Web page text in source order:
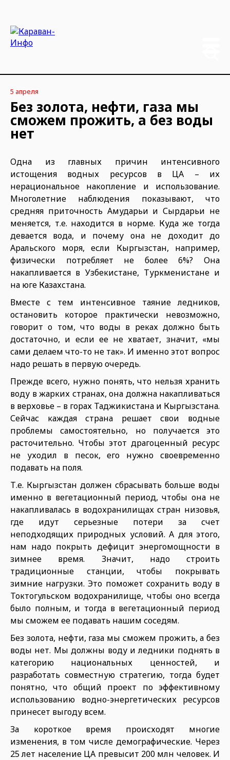
5 апреля
Без золота, нефти, газа мы
сможем прожить, а без воды
нет
Одна из главных причин интенсивного
истощения водных ресурсов в ЦА – их
нерациональное накопление и использование.
Многолетние наблюдения показывают, что
средняя приточность Амударьи и Сырдарьи не
меняется, т.е. находится в норме. Куда же тогда
девается вода, и почему она не доходит до
Аральского моря, если Кыргызстан, например,
физически потребляет не более 6%? Она
накапливается в Узбекистане, Туркменистане и
на юге Казахстана.
Вместе с тем интенсивное таяние ледников,
остановить которое практически невозможно,
говорит о том, что воды в реках должно быть
достаточно, и если ее не хватает, значит, «мы
сами делаем что-то не так». И именно этот вопрос
надо решать в первую очередь.
Прежде всего, нужно понять, что нельзя хранить
воду в жарких странах, она должна накапливаться
в верховье – в горах Таджикистана и Кыргызстана.
Сейчас каждая страна решает свои водные
проблемы самостоятельно, но получается это
расточительно. Чтобы этот драгоценный ресурс
не уходил в песок, его нужно своевременно
подавать на поля.
Т.е. Кыргызстан должен сбрасывать больше воды
именно в вегетационный период, чтобы она не
накапливалась в водохранилищах стран низовья,
где идут серьезные потери за счет
неподходящих природных условий. А для этого,
нам надо покрыть дефицит энергомощности в
зимнее время. Значит, надо строить
традиционные станции, чтобы покрывать
зимние нагрузки. Это поможет сохранить воду в
Токтогульском водохранилище, чтобы оно всегда
было полным, и тогда в вегетационный период
мы сможем ее подавать нашим соседям.
Без золота, нефти, газа мы сможем прожить, а без
воды нет. Мы должны воду и ледники поднять в
категорию национальных ценностей, и
разработать совместную стратегию, тогда будет
понятно, что общий проект по эффективному
использованию водно-энергетических ресурсов
принесет выгоду всем.
За короткое время происходят многие
изменения, в том числе демографические. Через
25 лет население ЦА превысит 200 млн человек. И